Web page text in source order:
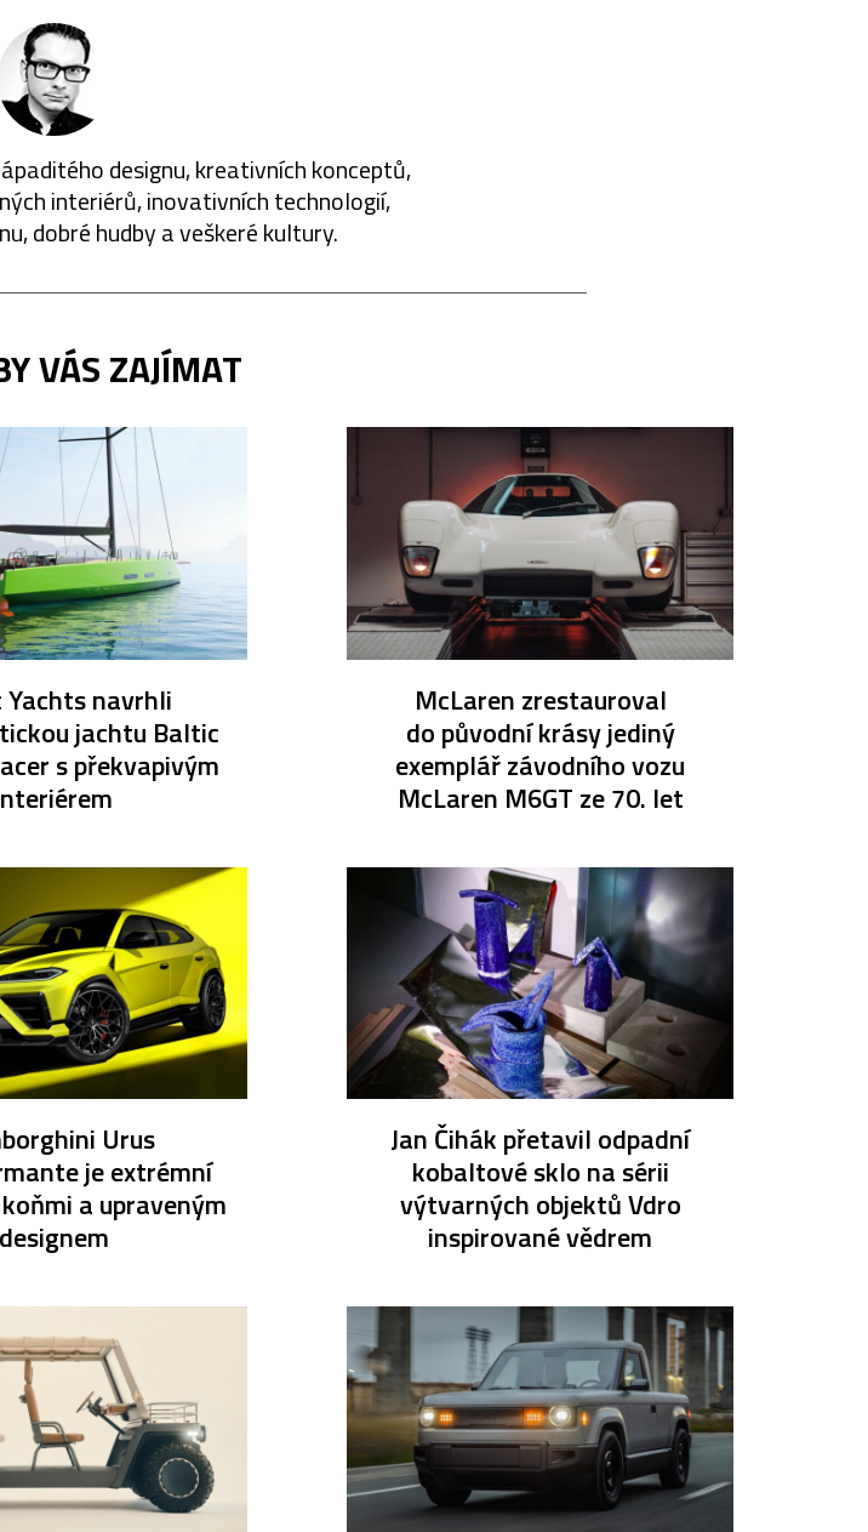
designu, kreativních konceptů,
interiérů, inovativních technologií,
dobré hudby a veškeré kultury.
VÁS ZAJÍMAT
navrhli
jachtu Baltic
s překvapivým
McLaren zrestauroval
do původní krásy jediný
exemplář závodního vozu
McLaren M6GT ze 70. let
Urus
je extrémní
a upraveným
designem
Jan Čihák přetavil odpadní
kobaltové sklo na sérii
výtvarných objektů Vdro
inspirované vědrem